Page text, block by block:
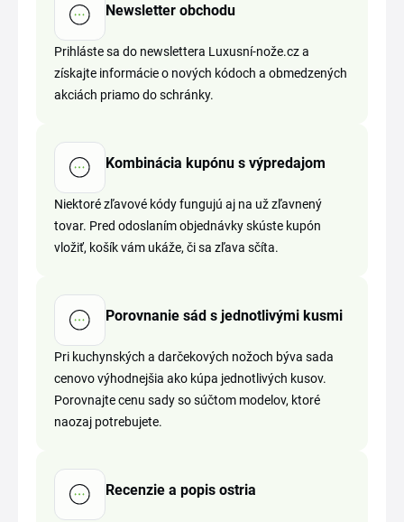
Newsletter obchodu
Prihláste sa do newslettera Luxusní-nože.cz a
získajte informácie o nových kódoch a obmedzených
akciách priamo do schránky.
Kombinácia kupónu s výpredajom
Niektoré zľavové kódy fungujú aj na už zľavnený
tovar. Pred odoslaním objednávky skúste kupón
vložiť, košík vám ukáže, či sa zľava sčíta.
Porovnanie sád s jednotlivými kusmi
Pri kuchynských a darčekových nožoch býva sada
cenovo výhodnejšia ako kúpa jednotlivých kusov.
Porovnajte cenu sady so súčtom modelov, ktoré
naozaj potrebujete.
Recenzie a popis ostria